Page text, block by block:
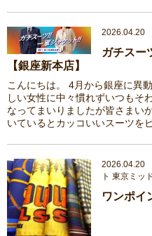
2026.04.20
ガチスー
【銀座新本店】
こんにちは。 4月から銀座に異
しい女性に中々慣れずいつもそ
なってまいりましたが皆さまい
いているとカッコいいスーツを
2026.04.20
ト 東京ミッ
ワンポイ